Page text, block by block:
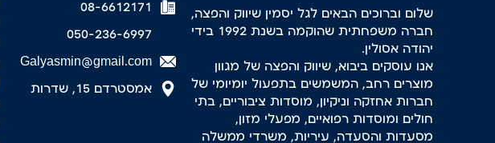
08-6612171
050-236-6997
Galyasmin@gmail.com
אמסטרדם 15, שדרות
שלום וברוכים הבאים לגל יסמין שיווק והפצה,
חברה משפחתית שהוקמה בשנת 1992 בידי
יהודה אסולין.
אנו עוסקים ביבוא, שיווק והפצה של מגוון
מוצרים רחב, המשמשים בתפעול יומיומי של
חברות אחזקה וניקיון, מוסדות ציבוריים, בתי
חולים ומוסדות רפואיים, מפעלי מזון,
מסעדות והסעדה, עיריות, משרדי ממשלה